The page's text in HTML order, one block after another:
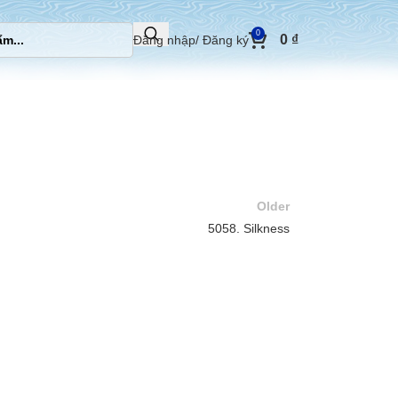
Đăng nhập/ Đăng ký 0 0 ₫
Older
5058. Silkness